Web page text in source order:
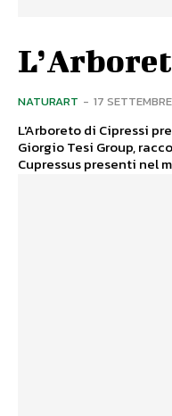
NATURART - 17
L'Arboreto di Cipressi
Giorgio Tesi Group,
Cupressus presenti nel